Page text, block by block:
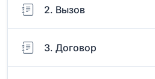
2. Вызов
3. Договор